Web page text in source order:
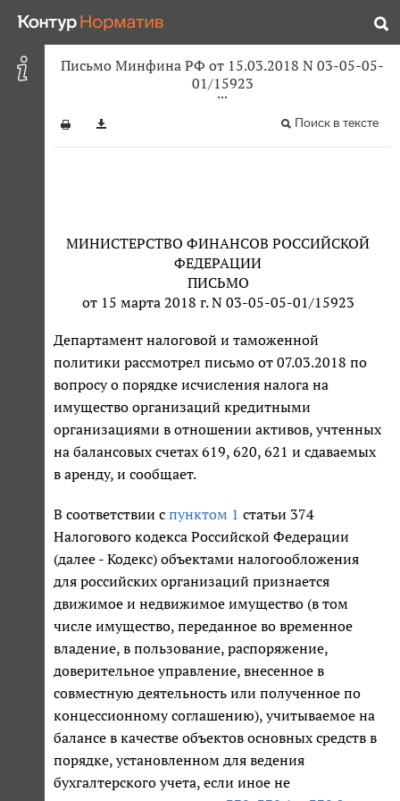
Письмо Минфина РФ от 15.03.2018 N 03-05-05-
01/15923
Поиск в тексте
МИНИСТЕРСТВО ФИНАНСОВ РОССИЙСКОЙ
ФЕДЕРАЦИИ
ПИСЬМО
от 15 марта 2018 г. N 03-05-05-01/15923
Департамент налоговой и таможенной
политики рассмотрел письмо от 07.03.2018 по
вопросу о порядке исчисления налога на
имущество организаций кредитными
организациями в отношении активов, учтенных
на балансовых счетах 619, 620, 621 и сдаваемых
в аренду, и сообщает.
В соответствии с пунктом 1 статьи 374
Налогового кодекса Российской Федерации
(далее - Кодекс) объектами налогообложения
для российских организаций признается
движимое и недвижимое имущество (в том
числе имущество, переданное во временное
владение, в пользование, распоряжение,
доверительное управление, внесенное в
совместную деятельность или полученное по
концессионному соглашению), учитываемое на
балансе в качестве объектов основных средств в
порядке, установленном для ведения
бухгалтерского учета, если иное не